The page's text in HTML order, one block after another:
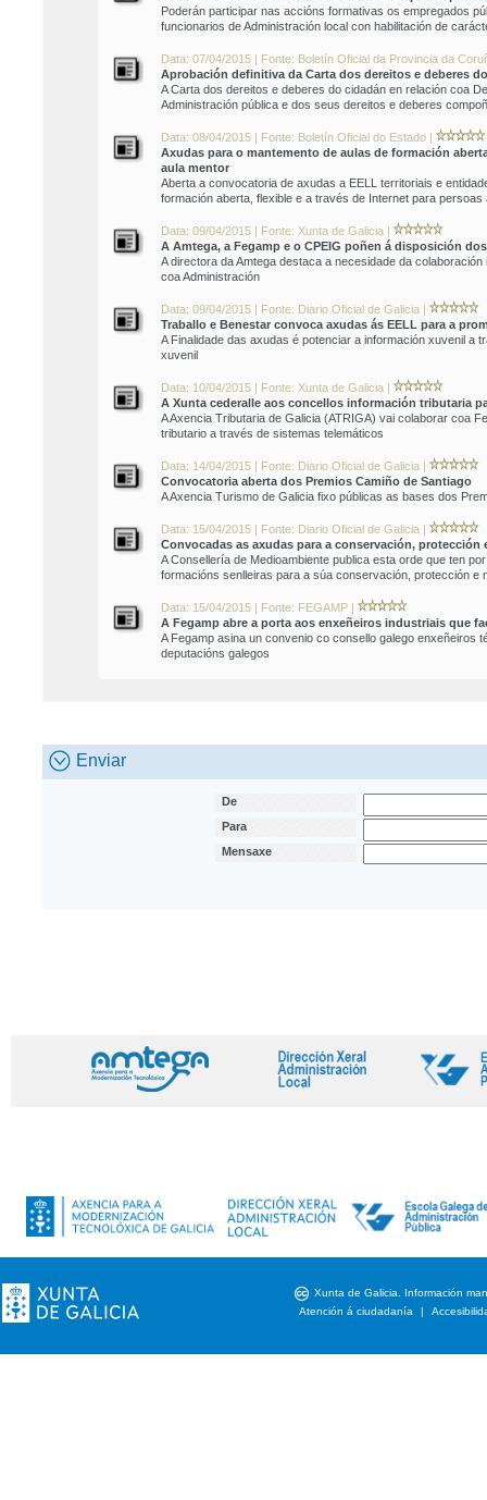
Poderán participar nas accións formativas os empregados
funcionarios de Administración local con habilitación de
Data: 07/04/2015 | Fonte: Boletín Oficial da Provincia da
Aprobación definitiva da Carta dos dereitos e deberes
A Carta dos dereitos e deberes do cidadán en relación coa
Administración pública e dos seus dereitos e deberes
Data: 08/04/2015 | Fonte: Boletín Oficial do Estado |
Axudas para o mantemento de aulas de formación
aula mentor
Aberta a convocatoria de axudas a EELL territoriais e
formación aberta, flexible e a través de Internet para persoas
Data: 09/04/2015 | Fonte: Xunta de Galicia |
A Amtega, a Fegamp e o CPEIG poñen á disposición
A directora da Amtega destaca a necesidade da
coa Administración
Data: 09/04/2015 | Fonte: Diario Oficial de Galicia |
Traballo e Benestar convoca axudas ás EELL para a
A Finalidade das axudas é potenciar a información xuvenil a
xuvenil
Data: 10/04/2015 | Fonte: Xunta de Galicia |
A Xunta cederalle aos concellos información tributaria
A Axencia Tributaria de Galicia (ATRIGA) vai colaborar coa
tributario a través de sistemas telemáticos
Data: 14/04/2015 | Fonte: Diario Oficial de Galicia |
Convocatoria aberta dos Premios Camiño de Santiago
A Axencia Turismo de Galicia fixo públicas as bases dos
Data: 15/04/2015 | Fonte: Diario Oficial de Galicia |
Convocadas as axudas para a conservación,
A Consellería de Medioambiente publica esta orde que ten
formacións senlleiras para a súa conservación, protección e
Data: 15/04/2015 | Fonte: FEGAMP |
A Fegamp abre a porta aos enxeñeiros industriais que
A Fegamp asina un convenio co consello galego
deputacións galegos
Enviar
De
Para
Mensaxe
cc
Xunta de Galicia. Información
Atención á ciudadanía
|